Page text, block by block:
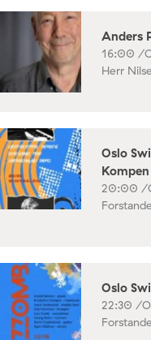
Anders
16:00 /
Herr
Oslo
20:00 /
Oslo
22:30 /